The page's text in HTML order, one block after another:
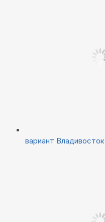
вариант Владивосток